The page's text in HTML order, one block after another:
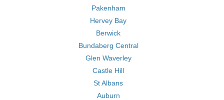
Pakenham
Hervey Bay
Berwick
Bundaberg Central
Glen Waverley
Castle Hill
St Albans
Auburn